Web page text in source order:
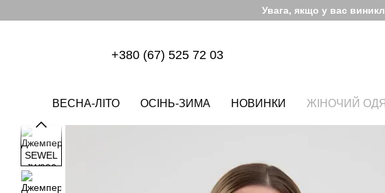
Увага, якщо у вас
+380 (67) 525 72 03
ВЕСНА-ЛІТО ОСІНЬ-ЗИМА НОВИНКИ ЖІНОЧИЙ